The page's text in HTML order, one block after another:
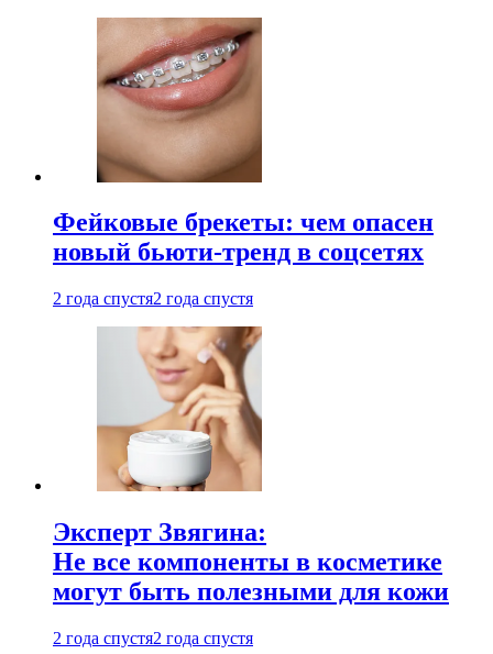
Фейковые брекеты: чем опасен
новый бьюти-тренд в соцсетях
2 года спустя2 года спустя
Эксперт Звягина:
Не все компоненты в косметике
могут быть полезными для кожи
2 года спустя2 года спустя